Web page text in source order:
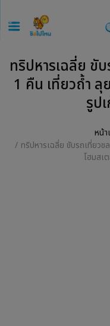
ทริปหารเฉลี่ย ขั
1 คืน เที่ยวถ้ำ ลุ
รูป
หน้
ทริปหารเฉลี่ย ขับรถเที่ยว
โฮมสเ